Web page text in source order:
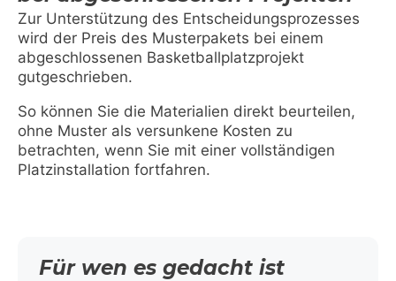
Zur Unterstützung des Entscheidungsprozesses
wird der Preis des Musterpakets bei einem
abgeschlossenen Basketballplatzprojekt
gutgeschrieben.
So können Sie die Materialien direkt beurteilen,
ohne Muster als versunkene Kosten zu
betrachten, wenn Sie mit einer vollständigen
Platzinstallation fortfahren.
Für wen es gedacht ist